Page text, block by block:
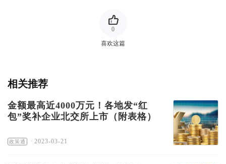
喜欢这篇
0
相关推荐
金额最高近4000万元！各地发“红
包”奖补企业北交所上市（附表格）
政策通 · 2023-03-21